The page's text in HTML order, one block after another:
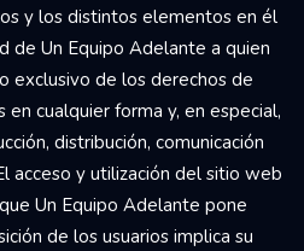
y los distintos elementos en él
de Un Equipo Adelante a quien
exclusivo de los derechos de
cualquier forma y, en especial,
distribución, comunicación
acceso y utilización del sitio web
Un Equipo Adelante pone
de los usuarios implica su